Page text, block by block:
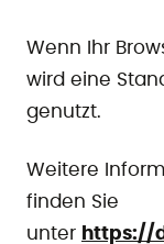
Wenn Ihr
wird eine
genutzt.
Weitere
finden Sie
unter https://